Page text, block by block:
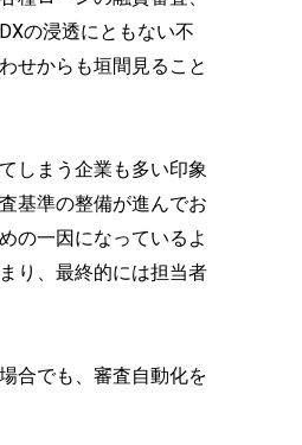
の浸透にともない不
せからも垣間見ること
しまう企業も多い印象
基準の整備が進んでお
の一因になっているよ
り、最終的には担当者
合でも、審査自動化を